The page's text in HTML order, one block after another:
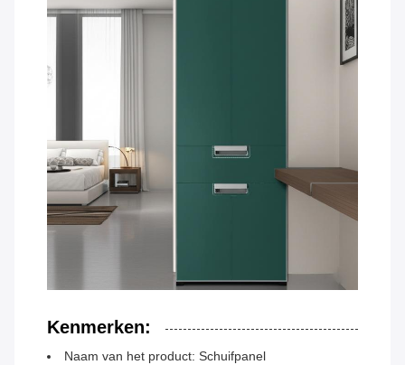
Kenmerken:
Naam van het product: Schuifpanel